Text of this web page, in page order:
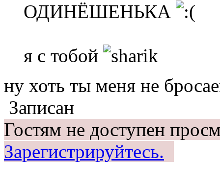
ОДИНЁШЕНЬКА
я с тобой
ну хоть ты меня не
Записан
Гостям не доступен
Зарегистрируйтесь.